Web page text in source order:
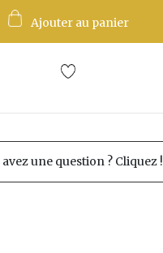
Ajouter au panier
avez une question ? Cliquez !